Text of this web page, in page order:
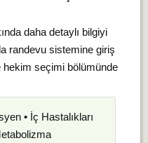
daha detaylı bilgiyi
randevu sistemine giriş
hekim seçimi bölümünde
• İç Hastalıkları